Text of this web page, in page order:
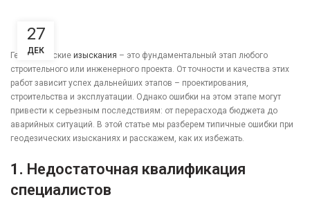
27
ДЕК
Геодезические изыскания – это фундаментальный этап любого
строительного или инженерного проекта. От точности и качества этих
работ зависит успех дальнейших этапов – проектирования,
строительства и эксплуатации. Однако ошибки на этом этапе могут
привести к серьезным последствиям: от перерасхода бюджета до
аварийных ситуаций. В этой статье мы разберем типичные ошибки при
геодезических изысканиях и расскажем, как их избежать.
1. Недостаточная квалификация
специалистов